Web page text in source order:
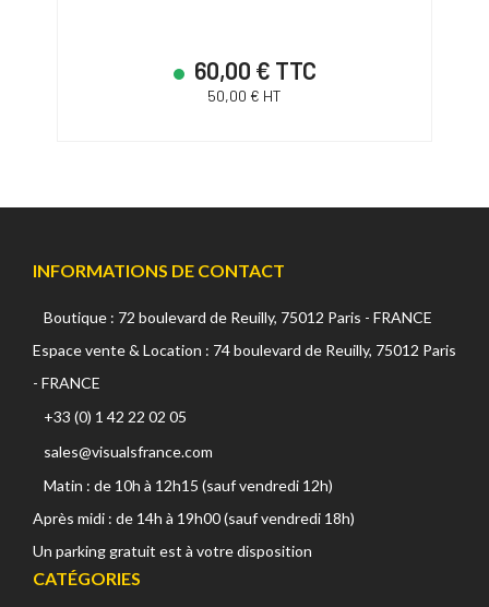
60,00 € TTC
50,00 € HT
INFORMATIONS DE CONTACT
Boutique : 72 boulevard de Reuilly, 75012 Paris - FRANCE
Espace vente & Location : 74 boulevard de Reuilly, 75012 Paris
- FRANCE
+33 (0) 1 42 22 02 05
sales@visualsfrance.com
Matin : de 10h à 12h15 (sauf vendredi 12h)
Après midi : de 14h à 19h00 (sauf vendredi 18h)
Un parking gratuit est à votre disposition
CATÉGORIES